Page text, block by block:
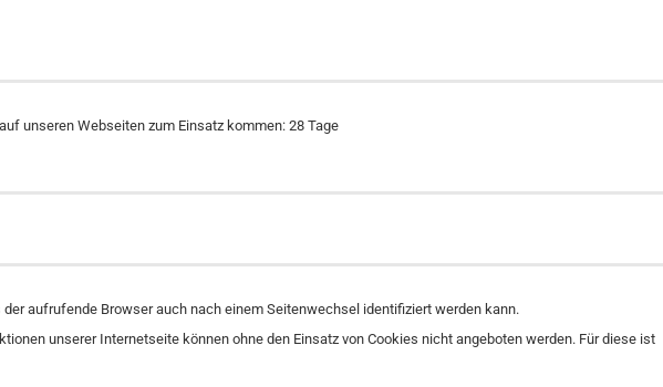
unseren Webseiten zum Einsatz kommen: 28 Tage
aufrufende Browser auch nach einem Seitenwechsel identifiziert werden kann.
unserer Internetseite können ohne den Einsatz von Cookies nicht angeboten werden. Für diese ist